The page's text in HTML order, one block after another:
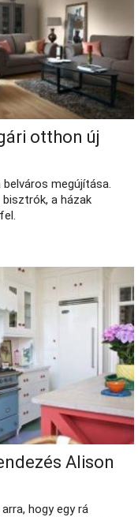
otthon új
megújítása.
a házak
Alison
hogy egy rá